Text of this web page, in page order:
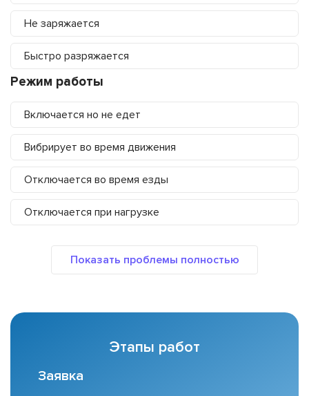
Не заряжается
Быстро разряжается
Режим работы
Включается но не едет
Вибрирует во время движения
Отключается во время езды
Отключается при нагрузке
Этапы работ
Заявка